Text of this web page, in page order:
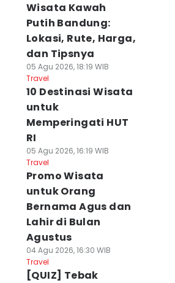
Wisata Kawah
Putih Bandung:
Lokasi, Rute, Harga,
dan Tipsnya
05 Agu 2026, 18:19 WIB
Travel
10 Destinasi Wisata
untuk
Memperingati HUT
RI
05 Agu 2026, 16:19 WIB
Travel
Promo Wisata
untuk Orang
Bernama Agus dan
Lahir di Bulan
Agustus
04 Agu 2026, 16:30 WIB
Travel
[QUIZ] Tebak